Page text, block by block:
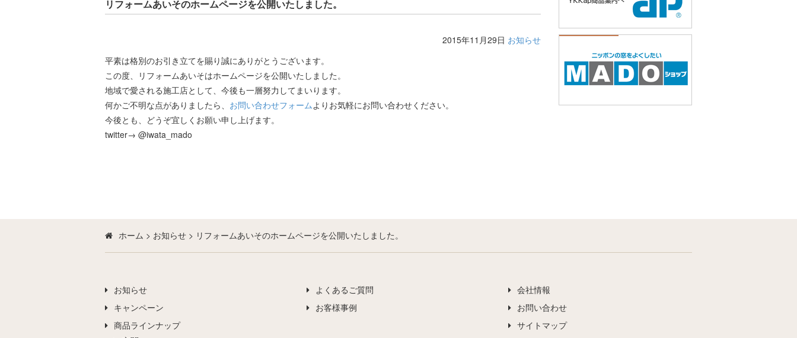
リフォームあいそのホームページを公開いたしました。
2015年11月29日 お知らせ
平素は格別のお引き立てを賜り誠にありがとうございます。
この度、リフォームあいそはホームページを公開いたしました。
地域で愛される施工店として、今後も一層努力してまいります。
何かご不明な点がありましたら、 お問い合わせフォームよりお気軽にお問い合わせください。
今後とも、どうぞ宜しくお願い申し上げます。
twitter→ @iwata_mado
ホーム > お知らせ > リフォームあいそのホームページを公開いたしました。
お知らせ
キャンペーン
商品ラインナップ
よくあるご質問
お客様事例
会社情報
お問い合わせ
サイトマップ